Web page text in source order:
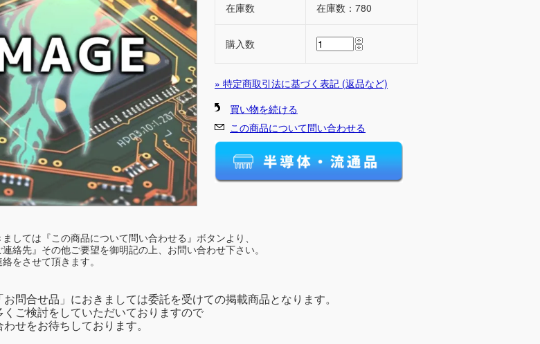
在庫数 在庫数：780
購入数
» 特定商取引法に基づく表記 (返品など)
買い物を続ける
この商品について問い合わせる
しては『この商品について問い合わせる』ボタンより、
連絡先』その他ご要望を御明記の上、お問い合わせ下さい。
をさせて頂きます。
問合せ品」におきましては委託を受けての掲載商品となります。
ご検討をしていただいておりますので
せをお待ちしております。